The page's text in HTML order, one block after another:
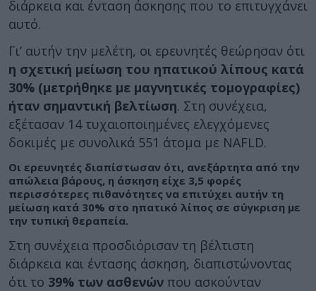
διάρκεια και ένταση άσκησης που το επιτυγχάνει
αυτό.
Γι’ αυτήν την μελέτη, οι ερευνητές θεώρησαν ότι
η σχετική μείωση του ηπατικού λίπους κατά
30% (μετρήθηκε με μαγνητικές τομογραφίες)
ήταν σημαντική βελτίωση. Στη συνέχεια,
εξέτασαν 14 τυχαιοποιημένες ελεγχόμενες
δοκιμές με συνολικά 551 άτομα με NAFLD.
Οι ερευνητές διαπίστωσαν ότι, ανεξάρτητα από την
απώλεια βάρους, η άσκηση είχε 3,5 φορές
περισσότερες πιθανότητες να επιτύχει αυτήν τη
μείωση κατά 30% στο ηπατικό λίπος σε σύγκριση με
την τυπική θεραπεία.
Στη συνέχεια προσδιόρισαν τη βέλτιστη
διάρκεια και έντασης άσκηση, διαπιστώνοντας
ότι το 39% των ασθενών που ασκούνταν